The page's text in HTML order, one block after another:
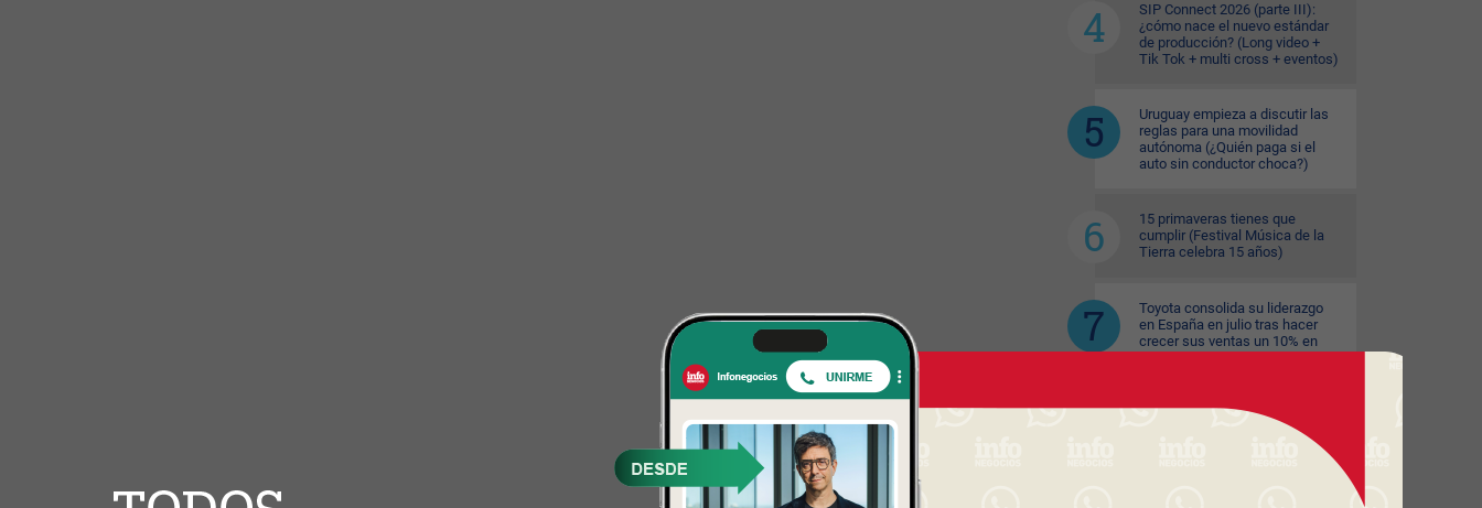
SIP Connect 2026 (parte III):
¿cómo nace el nuevo estándar
de producción? (Long video +
Tik Tok + multi cross + eventos)
Uruguay empieza a discutir las
reglas para una movilidad
autónoma (¿Quién paga si el
auto sin conductor choca?)
15 primaveras tienes que
cumplir (Festival Música de la
Tierra celebra 15 años)
Toyota consolida su liderazgo
en España en julio tras hacer
crecer sus ventas un 10% en
El copetín hizo punta en el
primer semestre (aumento de